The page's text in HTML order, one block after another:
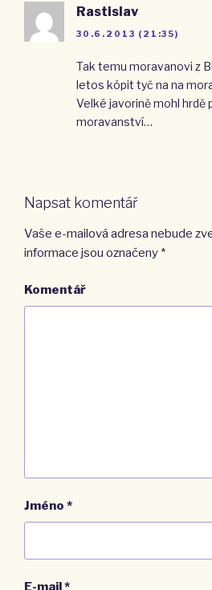
Rastislav
30.6.2013 (21:35)
Tak temu moravanovi z
letos kópit tyč na na
Velké javorině mohl hrdě
moravanství…
Napsat komentář
Vaše e-mailová adresa nebude
informace jsou označeny *
Komentář
Jméno *
E-mail *